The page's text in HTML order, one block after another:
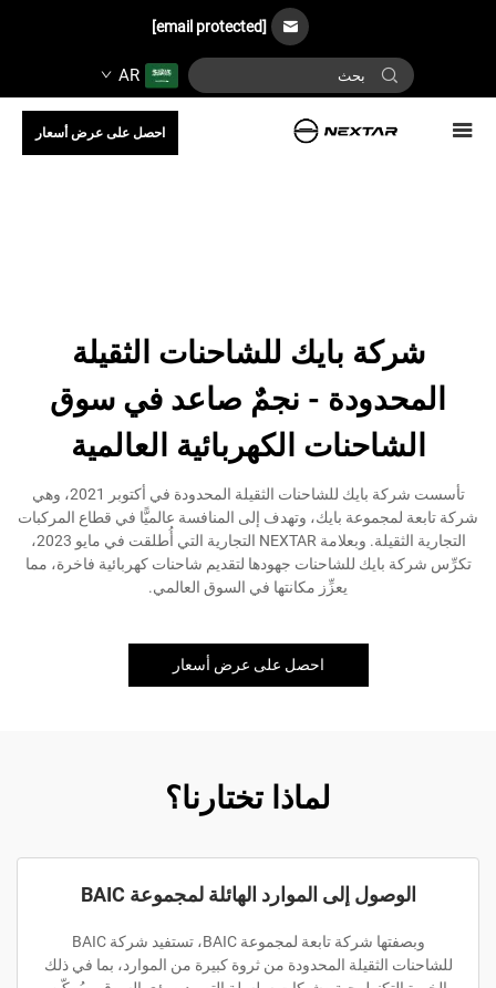
[email protected]
AR
احصل على عرض أسعار
شركة بايك للشاحنات الثقيلة
المحدودة - نجمٌ صاعد في سوق
الشاحنات الكهربائية العالمية
تأسست شركة بايك للشاحنات الثقيلة المحدودة في أكتوبر 2021، وهي
شركة تابعة لمجموعة بايك، وتهدف إلى المنافسة عالميًّا في قطاع المركبات
التجارية الثقيلة. وبعلامة NEXTAR التجارية التي أُطلقت في مايو 2023،
تكرِّس شركة بايك للشاحنات جهودها لتقديم شاحنات كهربائية فاخرة، مما
يعزِّز مكانتها في السوق العالمي.
احصل على عرض أسعار
لماذا تختارنا؟
الوصول إلى الموارد الهائلة لمجموعة BAIC
وبصفتها شركة تابعة لمجموعة BAIC، تستفيد شركة BAIC
للشاحنات الثقيلة المحدودة من ثروة كبيرة من الموارد، بما في ذلك